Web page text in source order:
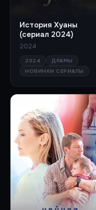
История Хуаны
(сериал 2024)
2024
2024
ДРАМЫ
НОВИНКИ СЕРИАЛЫ